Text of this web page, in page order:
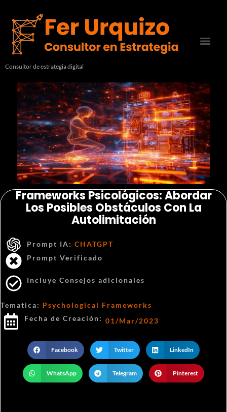
Consultor de estrategia digital
Frameworks Psicológicos: Abordar
Los Posibles Obstáculos Con La
Autolimitación
Prompt IA: CHATGPT
Prompt Verificado
Incluye Consejos adicionales
Tematica: Psychological Frameworks
Fecha de Creación: 01/Mar/2023
Facebook Twitter LinkedIn
WhatsApp Telegram Pinterest